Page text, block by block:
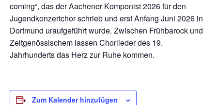
coming“, das der Aachener Komponist 2026 für den
Jugendkonzertchor schrieb und erst Anfang Juni 2026 in
Dortmund uraufgeführt wurde. Zwischen Frühbarock und
Zeitgenössischem lassen Chorlieder des 19.
Jahrhunderts das Herz zur Ruhe kommen.
Zum Kalender hinzufügen